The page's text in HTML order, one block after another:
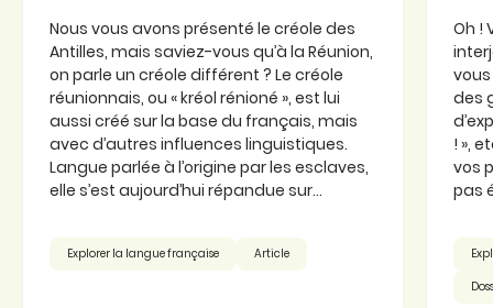
Nous vous avons présenté le créole des
Antilles, mais saviez-vous qu’à la Réunion,
on parle un créole différent ? Le créole
réunionnais, ou « kréol rénioné », est lui
aussi créé sur la base du français, mais
avec d’autres influences linguistiques.
Langue parlée à l’origine par les esclaves,
elle s’est aujourd’hui répandue sur...
Explorer la langue française Article
Oh !
des
! »,
vos
pas